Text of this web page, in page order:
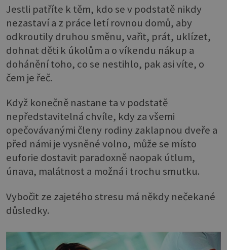
Jestli patříte k těm, kdo se v podstatě nikdy
nezastaví a z práce letí rovnou domů, aby
odkroutily druhou směnu, vařit, prát, uklízet,
dohnat děti k úkolům a o víkendu nákup a
dohánění toho, co se nestihlo, pak asi víte, o
čem je řeč.
Když konečně nastane ta v podstatě
nepředstavitelná chvíle, kdy za všemi
opečovávanými členy rodiny zaklapnou dveře a
před námi je vysněné volno, může se místo
euforie dostavit paradoxně naopak útlum,
únava, malátnost a možná i trochu smutku.
Vybočit ze zajetého stresu má někdy nečekané
důsledky.